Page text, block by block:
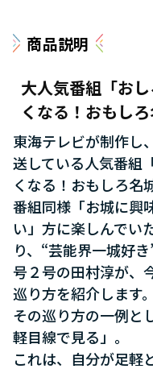
商品説明
大人気番組「お
くなる！おもし
東海テレビが制作し
送している人気番組
くなる！おもしろ名
番組同様「お城に興
い」方に楽しんでい
り、“芸能界一城好
号２号の田村淳が、
巡り方を紹介します。
その巡り方の一例と
軽目線で見る」。
これは、自分が足軽